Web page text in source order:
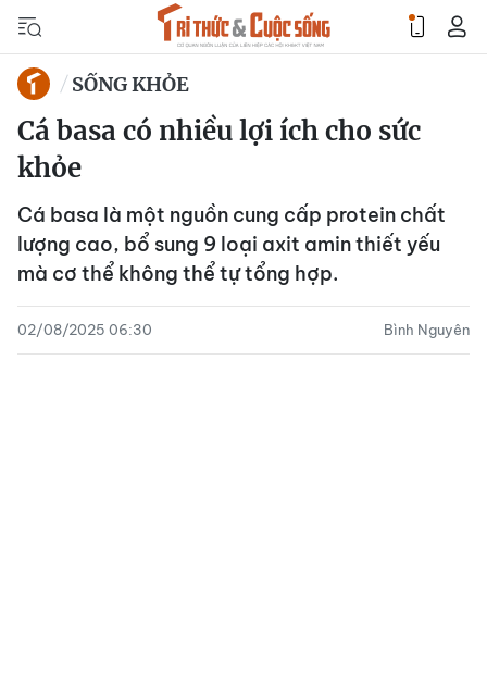
SỐNG KHỎE
Cá basa có nhiều lợi ích cho sức
khỏe
Cá basa là một nguồn cung cấp protein chất
lượng cao, bổ sung 9 loại axit amin thiết yếu
mà cơ thể không thể tự tổng hợp.
02/08/2025 06:30 Bình Nguyên